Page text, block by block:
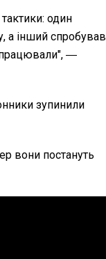
один
а інший спробував
―
зупинили
вони постануть